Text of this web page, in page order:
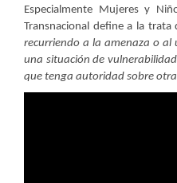
Especialmente Mujeres y
Transnacional define a la trata
recurriendo a la amenaza o
una situación de
que tenga autoridad sobre